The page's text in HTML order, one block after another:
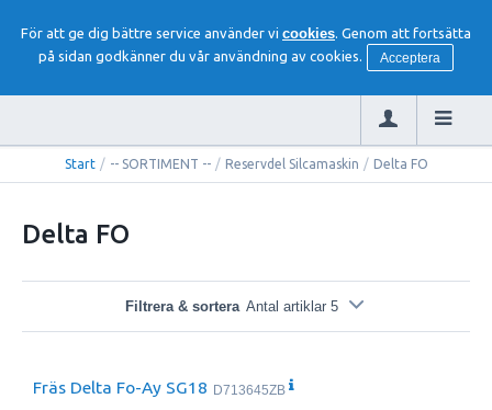
För att ge dig bättre service använder vi cookies. Genom att fortsätta
på sidan godkänner du vår användning av cookies.
Acceptera
Start / -- SORTIMENT -- / Reservdel Silcamaskin / Delta FO
Delta FO
Filtrera & sortera Antal artiklar 5
Fräs Delta Fo-Ay SG18 D713645ZB